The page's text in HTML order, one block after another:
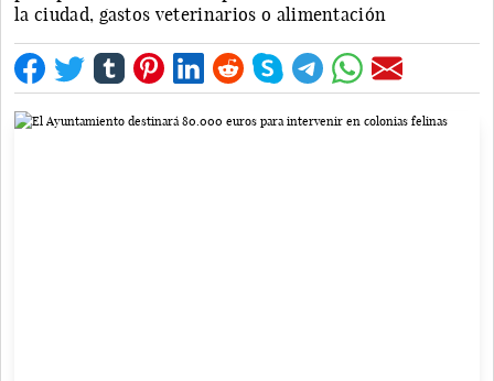
la ciudad, gastos veterinarios o alimentación